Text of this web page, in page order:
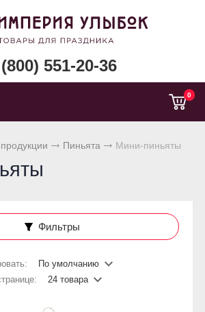
551-20-36
0
Пиньята Мини-пиньяты
Фильтры
По умолчанию
24 товара